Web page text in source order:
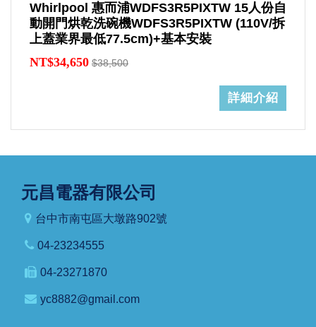
Whirlpool 惠而浦WDFS3R5PIXTW 15人份自
動開門烘乾洗碗機WDFS3R5PIXTW (110V/拆
上蓋業界最低77.5cm)+基本安裝
NT$34,650 $38,500
詳細介紹
元昌電器有限公司
台中市南屯區大墩路902號
04-23234555
04-23271870
yc8882@gmail.com